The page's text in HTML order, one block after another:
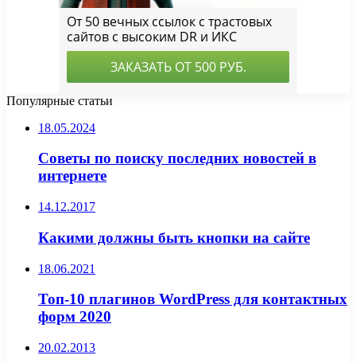
Популярные статьи
18.05.2024
Советы по поиску последних новостей в
интернете
14.12.2017
Какими должны быть кнопки на сайте
18.06.2021
Топ-10 плагинов WordPress для контактных
форм 2020
20.02.2013